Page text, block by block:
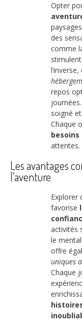
Opter
des
comme
repos
soigné
Chaque
attentes.
Les avantages
l’aventure
Explorer
favorise
activités
le
offre
uniques
Chaque